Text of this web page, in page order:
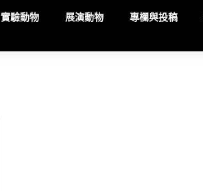
實驗動物 展演動物 專欄與投稿